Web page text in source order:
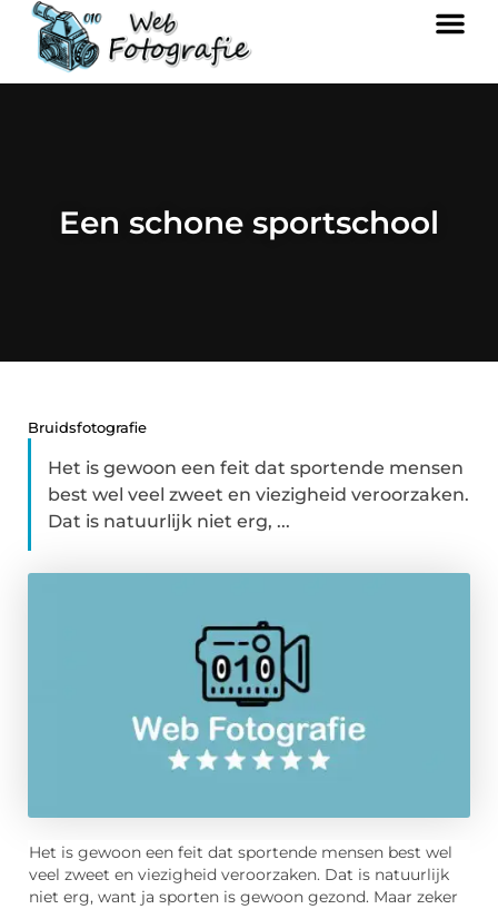
Een schone sportschool
Bruidsfotografie
Het is gewoon een feit dat sportende mensen
best wel veel zweet en viezigheid veroorzaken.
Dat is natuurlijk niet erg, ...
Het is gewoon een feit dat sportende mensen best wel
veel zweet en viezigheid veroorzaken. Dat is natuurlijk
niet erg, want ja sporten is gewoon gezond. Maar zeker